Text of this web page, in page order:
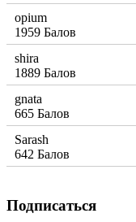
opium
1959 Балов
shira
1889 Балов
gnata
665 Балов
Sarash
642 Балов
Подписаться